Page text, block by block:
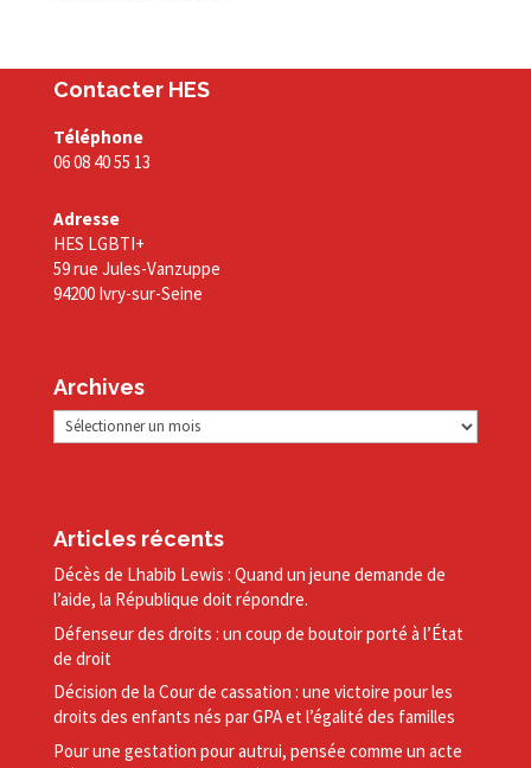
Contacter HES
Téléphone
06 08 40 55 13
Adresse
HES LGBTI+
59 rue Jules-Vanzuppe
94200 Ivry-sur-Seine
Archives
Archives
Articles récents
Décès de Lhabib Lewis : Quand un jeune demande de
l’aide, la République doit répondre.
Défenseur des droits : un coup de boutoir porté à l’État
de droit
Décision de la Cour de cassation : une victoire pour les
droits des enfants nés par GPA et l’égalité des familles
Pour une gestation pour autrui, pensée comme un acte